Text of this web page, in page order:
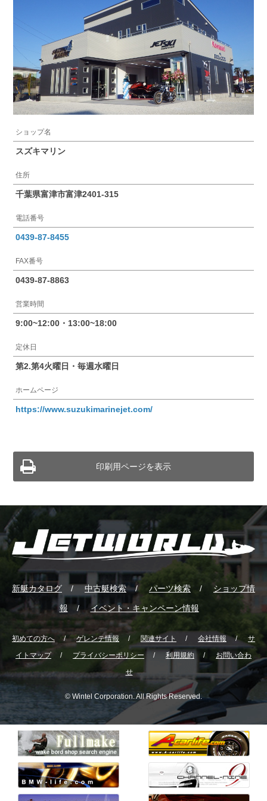
ショップ名
スズキマリン
住所
千葉県富津市富津2401-315
電話番号
0439-87-8455
FAX番号
0439-87-8863
営業時間
9:00~12:00・13:00~18:00
定休日
第2.第4火曜日・毎週水曜日
ホームページ
https://www.suzukimarinejet.com/
印刷用ページを表示
新艇カタログ 中古艇検索 パーツ検索 ショップ情
報 イベント・キャンペーン情報
初めての方へ ゲレンテ情報 関連サイト 会社情報
サ
イトマップ
プライバシーポリシー 利用規約
お問い合わ
せ
© Wintel Corporation. All Rights Reserved.